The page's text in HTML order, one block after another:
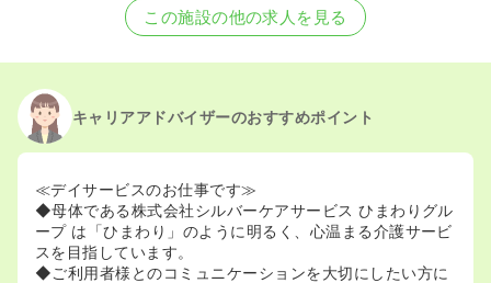
正・准看護師の募集を休止
正・准看護師を募集中
この施設の他の求人を見る
キャリアアドバイザーのおすすめポイント
≪デイサービスのお仕事です≫
◆母体である株式会社シルバーケアサービス ひまわりグル
ープ は「ひまわり」のように明るく、心温まる介護サービ
スを目指しています。
◆ご利用者様とのコミュニケーションを大切にしたい方に